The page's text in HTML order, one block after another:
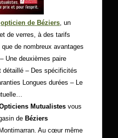
opticien de Béziers, un
de verres, à des tarifs
de nombreux avantages
Une deuxièmes paire
détaillé – Des spécificités
Longues durées – Le
Mutualistes vous
de Béziers
Montimarran. Au cœur même